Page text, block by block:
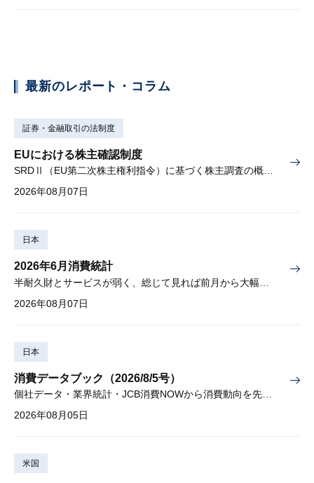
最新のレポート・コラム
証券・金融取引の法制度
EUにおける株主確認制度
SRDⅡ（EU第二次株主権利指令）に基づく株主調査の概要と課題
2026年08月07日
日本
2026年6月消費統計
2026年08月07日
日本
消費データブック（2026/8/5号）
個社データ・業界統計・JCB消費NOWから消費動向を先取り
2026年08月05日
米国